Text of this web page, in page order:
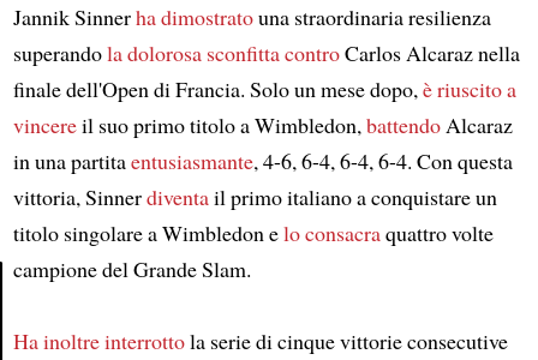
Article
Jannik Sinnerha dimostratouna straordinaria resilienza
superandola dolorosa sconfitta controCarlos Alcaraz nella
finale dell'Open di Francia. Solo un mese dopo, è riuscito a
vincereil suo primo titolo a Wimbledon, battendoAlcaraz
in una partitaentusiasmante, 4-6, 6-4, 6-4, 6-4. Con questa
vittoria, Sinnerdiventail primo italiano a conquistare un
titolo singolare a Wimbledon elo consacraquattro volte
campione del Grande Slam.
Ha inoltre interrottola serie di cinque vittorie consecutive